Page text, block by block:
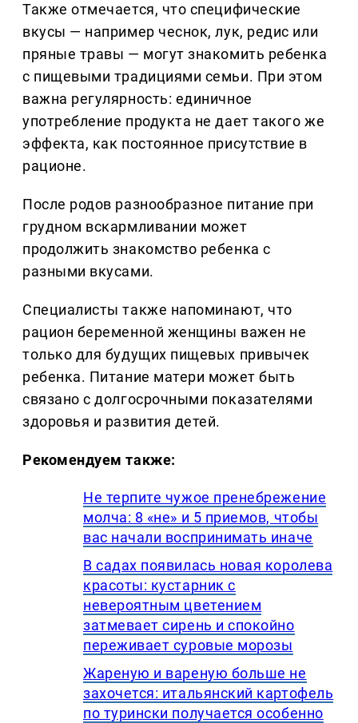
Также отмечается, что специфические
вкусы — например чеснок, лук, редис или
пряные травы — могут знакомить ребенка
с пищевыми традициями семьи. При этом
важна регулярность: единичное
употребление продукта не дает такого же
эффекта, как постоянное присутствие в
рационе.
После родов разнообразное питание при
грудном вскармливании может
продолжить знакомство ребенка с
разными вкусами.
Специалисты также напоминают, что
рацион беременной женщины важен не
только для будущих пищевых привычек
ребенка. Питание матери может быть
связано с долгосрочными показателями
здоровья и развития детей.
Рекомендуем также:
Не терпите чужое пренебрежение
молча: 8 «не» и 5 приемов, чтобы
вас начали воспринимать иначе
В садах появилась новая королева
красоты: кустарник с
невероятным цветением
затмевает сирень и спокойно
переживает суровые морозы
Жареную и вареную больше не
захочется: итальянский картофель
по турински получается особенно